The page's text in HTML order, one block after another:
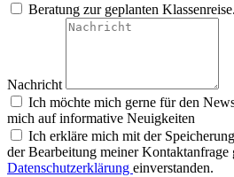
Beratung zur geplanten Klassenreise.
Nachricht
Ich möchte mich gerne für den
mich auf informative Neuigkeiten
Ich erkläre mich mit der
der Bearbeitung meiner Kontaktanfrage
Datenschutzerklärung einverstanden.